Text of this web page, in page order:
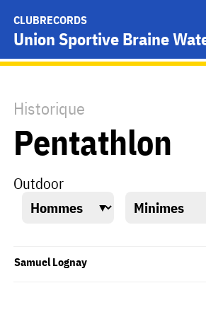
CLUBRECORDS
Union Sportive Braine
Historique
Pentathlon
Outdoor
Samuel Lognay